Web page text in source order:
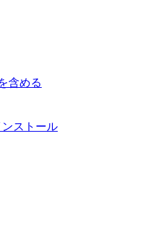
含める
ンストール